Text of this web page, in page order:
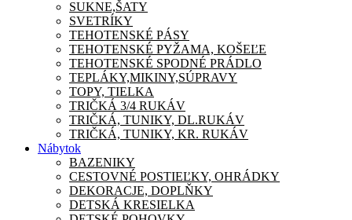
SUKNE,ŠATY
SVETRÍKY
TEHOTENSKÉ PÁSY
TEHOTENSKÉ PYŽAMA, KOŠEĽE
TEHOTENSKÉ SPODNÉ PRÁDLO
TEPLÁKY,MIKINY,SÚPRAVY
TOPY, TIELKA
TRIČKÁ 3/4 RUKÁV
TRIČKÁ, TUNIKY, DL.RUKÁV
TRIČKÁ, TUNIKY, KR. RUKÁV
Nábytok
BAZENIKY
CESTOVNÉ POSTIEĽKY, OHRÁDKY
DEKORACJE, DOPLŇKY
DETSKÁ KRESIELKA